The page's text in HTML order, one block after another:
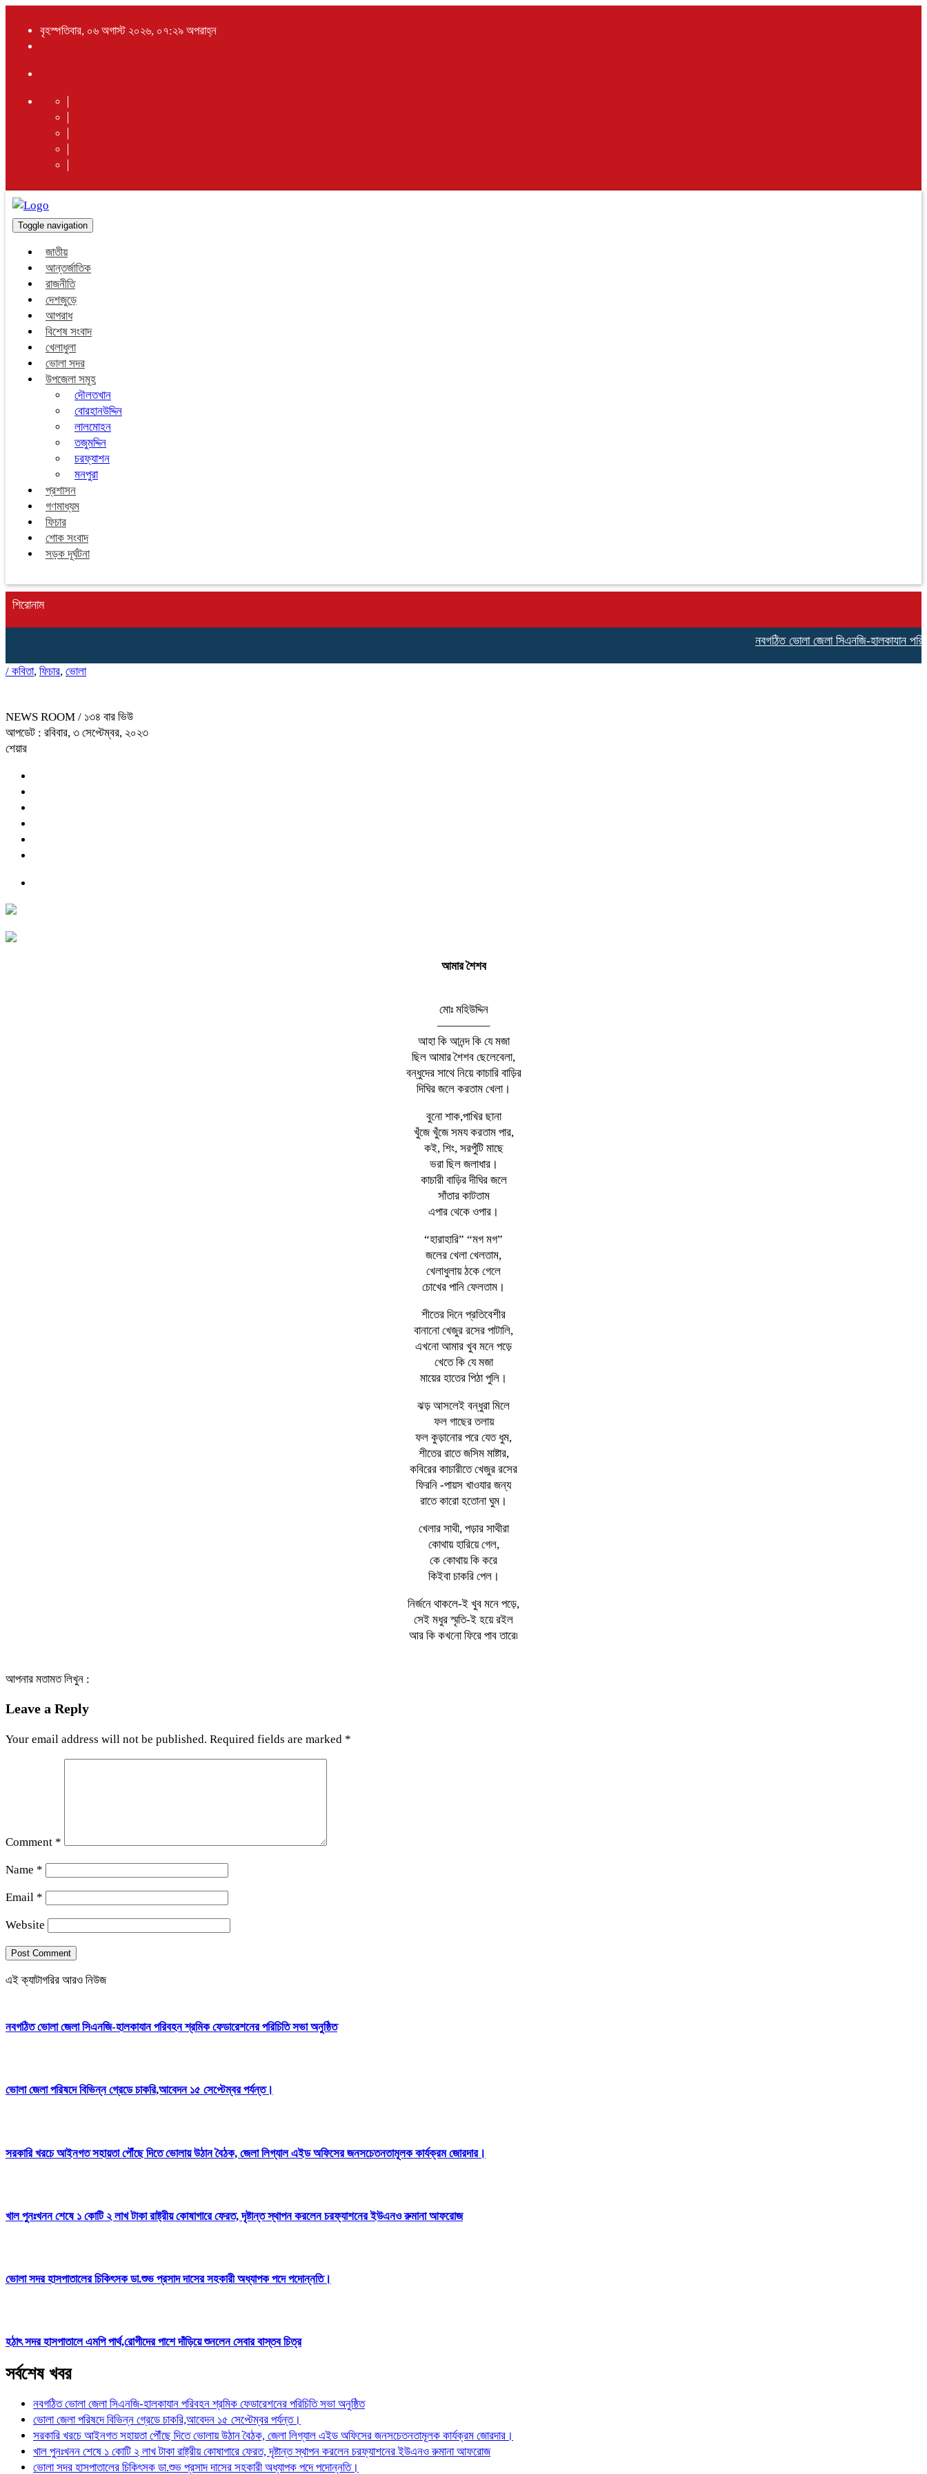
বৃহস্পতিবার, ০৬ অগাস্ট ২০২৬, ০৭:২৯ অপরাহ্ন
Toggle navigation
জাতীয়
আন্তর্জাতিক
রাজনীতি
দেশজুড়ে
আপরাধ
বিশেষ সংবাদ
খেলাধুলা
ভোলা সদর
উপজেলা সমূহ
দৌলতখান
বোরহানউদ্দিন
লালমোহন
তজুমদ্দিন
চরফ্যাশন
মনপুরা
প্রশাসন
গণমাধ্যম
ফিচার
শোক সংবাদ
সড়ক দূর্ঘটনা
শিরোনাম
নবগঠিত ভোলা জেলা সিএনজি-হালকাযান পরিবহন
/ কবিতা, ফিচার, ভোলা
NEWS ROOM / ১৩৪ বার ভিউ
আপডেট : রবিবার, ৩ সেপ্টেম্বর, ২০২৩
শেয়ার
আমার শৈশব
মোঃ মহিউদ্দিন
————–
আহা কি আনন্দ কি যে মজা
ছিল আমার শৈশব ছেলেবেলা,
বন্ধুদের সাথে নিয়ে কাচারি বাড়ির
দিঘির জলে করতাম খেলা।
বুনো শাক,পাখির ছানা
খুঁজে খুঁজে সময করতাম পার,
কই, শিং, সরপুঁটি মাছে
ভরা ছিল জলাধার।
কাচারী বাড়ির দীঘির জলে
সাঁতার কাটতাম
এপার থেকে ওপার।
“হারাহারি” “মগ মগ”
জলের খেলা খেলতাম,
খেলাধুলায় ঠকে গেলে
চোখের পানি ফেলতাম।
শীতের দিনে প্রতিবেশীর
বানানো খেজুর রসের পাটালি,
এখনো আমার খুব মনে পড়ে
খেতে কি যে মজা
মায়ের হাতের পিঠা পুলি।
ঝড় আসলেই বন্ধুরা মিলে
ফল গাছের তলায়
ফল কুড়ানোর পরে যেত ধুম,
শীতের রাতে জসিম মাষ্টার,
কবিরের কাচারীতে খেজুর রসের
ফিরনি -পায়স খাওযার জন্য
রাতে কারো হতোনা ঘুম।
খেলার সাথী, পড়ার সাথীরা
কোথায় হারিয়ে গেল,
কে কোথায় কি করে
কিইবা চাকরি পেল।
নির্জনে থাকলে-ই খুব মনে পড়ে,
সেই মধুর স্মৃতি-ই হয়ে রইল
আর কি কখনো ফিরে পাব তারে৷
আপনার মতামত লিখুন :
Leave a Reply
Your email address will not be published. Required fields are marked *
Comment *
Name *
Email *
Website
এই ক্যাটাগরির আরও নিউজ
নবগঠিত ভোলা জেলা সিএনজি-হালকাযান পরিবহন শ্রমিক ফেডারেশনের পরিচিতি সভা অনুষ্ঠিত
ভোলা জেলা পরিষদে বিভিন্ন গ্রেডে চাকরি,আবেদন ১৫ সেপ্টেম্বর পর্যন্ত।
সরকারি খরচে আইনগত সহায়তা পৌঁছে দিতে ভোলায় উঠান বৈঠক, জেলা লিগ্যাল এইড অফিসের জনসচেতনতামূলক কার্যক্রম জোরদার।
খাল পুনঃখনন শেষে ১ কোটি ২ লাখ টাকা রাষ্ট্রীয় কোষাগারে ফেরত, দৃষ্টান্ত স্থাপন করলেন চরফ্যাশনের ইউএনও রুমানা আফরোজ
ভোলা সদর হাসপাতালের চিকিৎসক ডা.শুভ প্রসাদ দাসের সহকারী অধ্যাপক পদে পদোন্নতি।
হঠাৎ সদর হাসপাতালে এমপি পার্থ,রোগীদের পাশে দাঁড়িয়ে শুনলেন সেবার বাস্তব চিত্র
সর্বশেষ খবর
নবগঠিত ভোলা জেলা সিএনজি-হালকাযান পরিবহন শ্রমিক ফেডারেশনের পরিচিতি সভা অনুষ্ঠিত
ভোলা জেলা পরিষদে বিভিন্ন গ্রেডে চাকরি,আবেদন ১৫ সেপ্টেম্বর পর্যন্ত।
সরকারি খরচে আইনগত সহায়তা পৌঁছে দিতে ভোলায় উঠান বৈঠক, জেলা লিগ্যাল এইড অফিসের জনসচেতনতামূলক কার্যক্রম জোরদার।
খাল পুনঃখনন শেষে ১ কোটি ২ লাখ টাকা রাষ্ট্রীয় কোষাগারে ফেরত, দৃষ্টান্ত স্থাপন করলেন চরফ্যাশনের ইউএনও রুমানা আফরোজ
ভোলা সদর হাসপাতালের চিকিৎসক ডা.শুভ প্রসাদ দাসের সহকারী অধ্যাপক পদে পদোন্নতি।